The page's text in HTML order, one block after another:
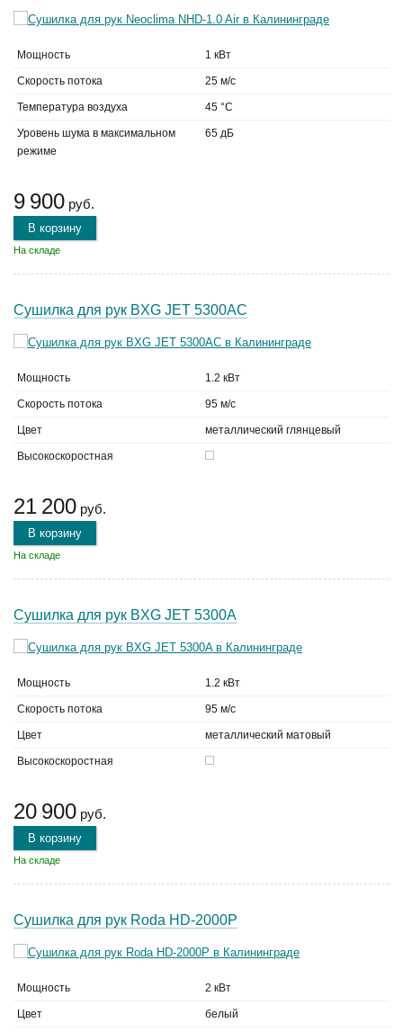
Мощность 1 кВт
Скорость потока 25 м/с
Температура воздуха 45 °C
Уровень шума в максимальном
режиме
65 дБ
9 900 руб.
В корзину
На складе
Сушилка для рук BXG JET 5300AC
Мощность 1.2 кВт
Скорость потока 95 м/с
Цвет металлический глянцевый
Высокоскоростная
21 200 руб.
В корзину
На складе
Сушилка для рук BXG JET 5300A
Мощность 1.2 кВт
Скорость потока 95 м/с
Цвет металлический матовый
Высокоскоростная
20 900 руб.
В корзину
На складе
Сушилка для рук Roda HD-2000P
Мощность 2 кВт
Цвет белый